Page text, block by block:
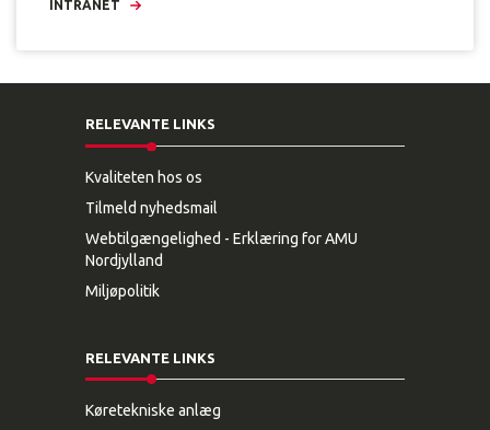
INTRANET
RELEVANTE LINKS
Kvaliteten hos os
Tilmeld nyhedsmail
Webtilgængelighed - Erklæring for AMU
Nordjylland
Miljøpolitik
RELEVANTE LINKS
Køretekniske anlæg